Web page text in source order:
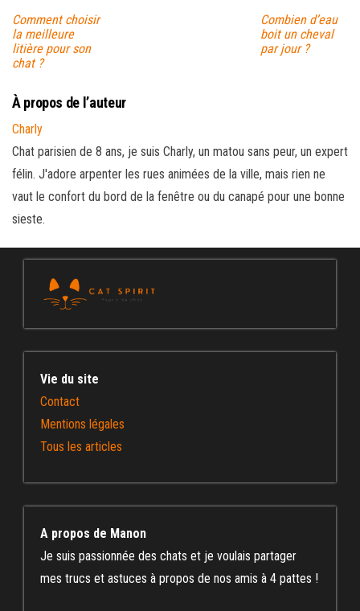
Comment choisir
la meilleure
litière pour son
chat ?
Combien d’eau
boit un cheval
par jour ?
À propos de l’auteur
Charly
Chat parisien de 8 ans, je suis Charly, un matou sans peur, un expert
félin. J'adore arpenter les rues animées de la ville, mais rien ne
vaut le confort du bord de la fenêtre ou du canapé pour une bonne
sieste.
Vie du site
Contact
Mentions légales
Tous les articles
A propos de Manon
Je suis passionnée des chats et je voulais partager
mes trucs et astuces à propos de nos amis à 4 pattes !